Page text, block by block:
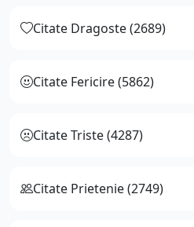
Citate Dragoste (2689)
Citate Fericire (5862)
Citate Triste (4287)
Citate Prietenie (2749)